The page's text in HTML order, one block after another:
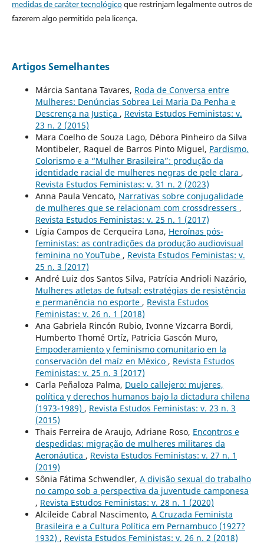
medidas de caráter tecnológicoque restrinjam legalmente outros de
fazerem algo permitido pela licença.
Artigos Semelhantes
Márcia Santana Tavares, Roda de Conversa entre
Mulheres: Denúncias Sobrea Lei Maria Da Penha e
Descrença na Justiça , Revista Estudos Feministas: v.
23 n. 2 (2015)
Mara Coelho de Souza Lago, Débora Pinheiro da Silva
Montibeler, Raquel de Barros Pinto Miguel, Pardismo,
Colorismo e a “Mulher Brasileira”: produção da
identidade racial de mulheres negras de pele clara ,
Revista Estudos Feministas: v. 31 n. 2 (2023)
Anna Paula Vencato, Narrativas sobre conjugalidade
de mulheres que se relacionam com crossdressers ,
Revista Estudos Feministas: v. 25 n. 1 (2017)
Lígia Campos de Cerqueira Lana, Heroínas pós-
feministas: as contradições da produção audiovisual
feminina no YouTube , Revista Estudos Feministas: v.
25 n. 3 (2017)
André Luiz dos Santos Silva, Patrícia Andrioli Nazário,
Mulheres atletas de futsal: estratégias de resistência
e permanência no esporte , Revista Estudos
Feministas: v. 26 n. 1 (2018)
Ana Gabriela Rincón Rubio, Ivonne Vizcarra Bordi,
Humberto Thomé Ortíz, Patricia Gascón Muro,
Empoderamiento y feminismo comunitario en la
conservación del maíz en México , Revista Estudos
Feministas: v. 25 n. 3 (2017)
Carla Peñaloza Palma, Duelo callejero: mujeres,
política y derechos humanos bajo la dictadura chilena
(1973-1989) , Revista Estudos Feministas: v. 23 n. 3
(2015)
Thais Ferreira de Araujo, Adriane Roso, Encontros e
despedidas: migração de mulheres militares da
Aeronáutica , Revista Estudos Feministas: v. 27 n. 1
(2019)
Sônia Fátima Schwendler, A divisão sexual do trabalho
no campo sob a perspectiva da juventude camponesa
, Revista Estudos Feministas: v. 28 n. 1 (2020)
Alcileide Cabral Nascimento, A Cruzada Feminista
Brasileira e a Cultura Política em Pernambuco (1927?
1932) , Revista Estudos Feministas: v. 26 n. 2 (2018)